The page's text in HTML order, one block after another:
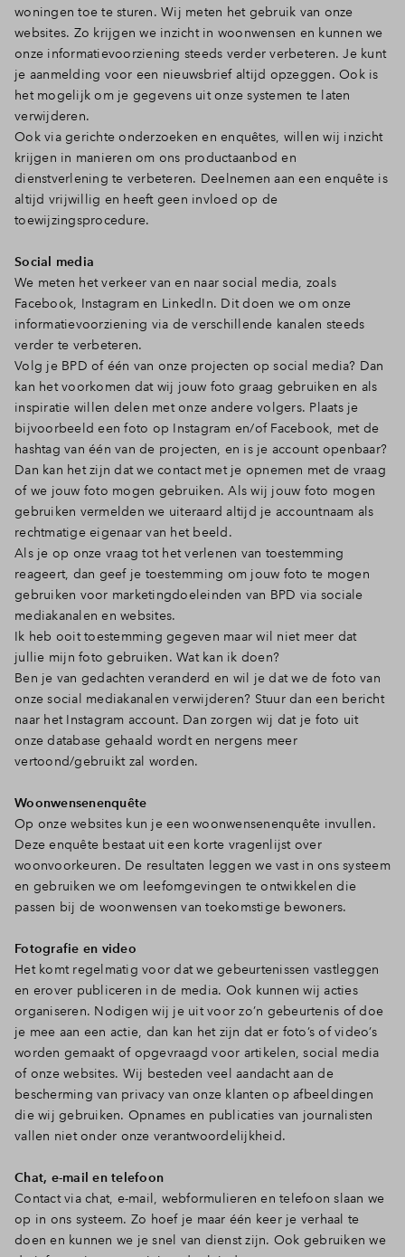
woningen toe te sturen. Wij meten het gebruik van onze
websites. Zo krijgen we inzicht in woonwensen en kunnen we
onze informatievoorziening steeds verder verbeteren. Je kunt
je aanmelding voor een nieuwsbrief altijd opzeggen. Ook is
het mogelijk om je gegevens uit onze systemen te laten
verwijderen.
Ook via gerichte onderzoeken en enquêtes, willen wij inzicht
krijgen in manieren om ons productaanbod en
dienstverlening te verbeteren. Deelnemen aan een enquête is
altijd vrijwillig en heeft geen invloed op de
toewijzingsprocedure.
Social media
We meten het verkeer van en naar social media, zoals
Facebook, Instagram en LinkedIn. Dit doen we om onze
informatievoorziening via de verschillende kanalen steeds
verder te verbeteren.
Volg je BPD of één van onze projecten op social media? Dan
kan het voorkomen dat wij jouw foto graag gebruiken en als
inspiratie willen delen met onze andere volgers. Plaats je
bijvoorbeeld een foto op Instagram en/of Facebook, met de
hashtag van één van de projecten, en is je account openbaar?
Dan kan het zijn dat we contact met je opnemen met de vraag
of we jouw foto mogen gebruiken. Als wij jouw foto mogen
gebruiken vermelden we uiteraard altijd je accountnaam als
rechtmatige eigenaar van het beeld.
Als je op onze vraag tot het verlenen van toestemming
reageert, dan geef je toestemming om jouw foto te mogen
gebruiken voor marketingdoeleinden van BPD via sociale
mediakanalen en websites.
Ik heb ooit toestemming gegeven maar wil niet meer dat
jullie mijn foto gebruiken. Wat kan ik doen?
Ben je van gedachten veranderd en wil je dat we de foto van
onze social mediakanalen verwijderen? Stuur dan een bericht
naar het Instagram account. Dan zorgen wij dat je foto uit
onze database gehaald wordt en nergens meer
vertoond/gebruikt zal worden.
Woonwensenenquête
Op onze websites kun je een woonwensenenquête invullen.
Deze enquête bestaat uit een korte vragenlijst over
woonvoorkeuren. De resultaten leggen we vast in ons systeem
en gebruiken we om leefomgevingen te ontwikkelen die
passen bij de woonwensen van toekomstige bewoners.
Fotografie en video
Het komt regelmatig voor dat we gebeurtenissen vastleggen
en erover publiceren in de media. Ook kunnen wij acties
organiseren. Nodigen wij je uit voor zo’n gebeurtenis of doe
je mee aan een actie, dan kan het zijn dat er foto’s of video’s
worden gemaakt of opgevraagd voor artikelen, social media
of onze websites. Wij besteden veel aandacht aan de
bescherming van privacy van onze klanten op afbeeldingen
die wij gebruiken. Opnames en publicaties van journalisten
vallen niet onder onze verantwoordelijkheid.
Chat, e-mail en telefoon
Contact via chat, e-mail, webformulieren en telefoon slaan we
op in ons systeem. Zo hoef je maar één keer je verhaal te
doen en kunnen we je snel van dienst zijn. Ook gebruiken we